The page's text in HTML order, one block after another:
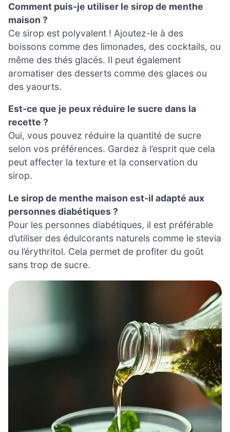
Comment puis-je utiliser le sirop de menthe
maison ?
Ce sirop est polyvalent ! Ajoutez-le à des
boissons comme des limonades, des cocktails, ou
même des thés glacés. Il peut également
aromatiser des desserts comme des glaces ou
des yaourts.
Est-ce que je peux réduire le sucre dans la
recette ?
Oui, vous pouvez réduire la quantité de sucre
selon vos préférences. Gardez à l’esprit que cela
peut affecter la texture et la conservation du
sirop.
Le sirop de menthe maison est-il adapté aux
personnes diabétiques ?
Pour les personnes diabétiques, il est préférable
d’utiliser des édulcorants naturels comme le stevia
ou l’érythritol. Cela permet de profiter du goût
sans trop de sucre.